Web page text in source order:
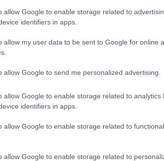
allow Google to enable storage related to
identifiers in apps.
allow my user data to be sent to Google for online
allow Google to send me personalized advertising.
allow Google to enable storage related to analytics
identifiers in apps.
allow Google to enable storage related to
allow Google to enable storage related to
22·02·2026 08:05
δόντια του με έγδαρε στη μέση»